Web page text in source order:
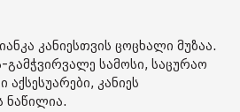
კანიესთვის ცოცხალი მუზაა.
სამოსი, საცურაო
აქსესუარები, კანიეს
ნაწილია.